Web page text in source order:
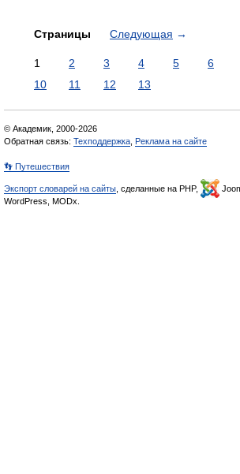
Страницы Следующая →
1 2 3 4 5 6
10
11 12 13
© Академик, 2000-2026
Обратная связь: Техподдержка Реклама на сайте
👣 Путешествия
Экспорт словарей на сайты , сделанные на PHP,
WordPress, MODx.